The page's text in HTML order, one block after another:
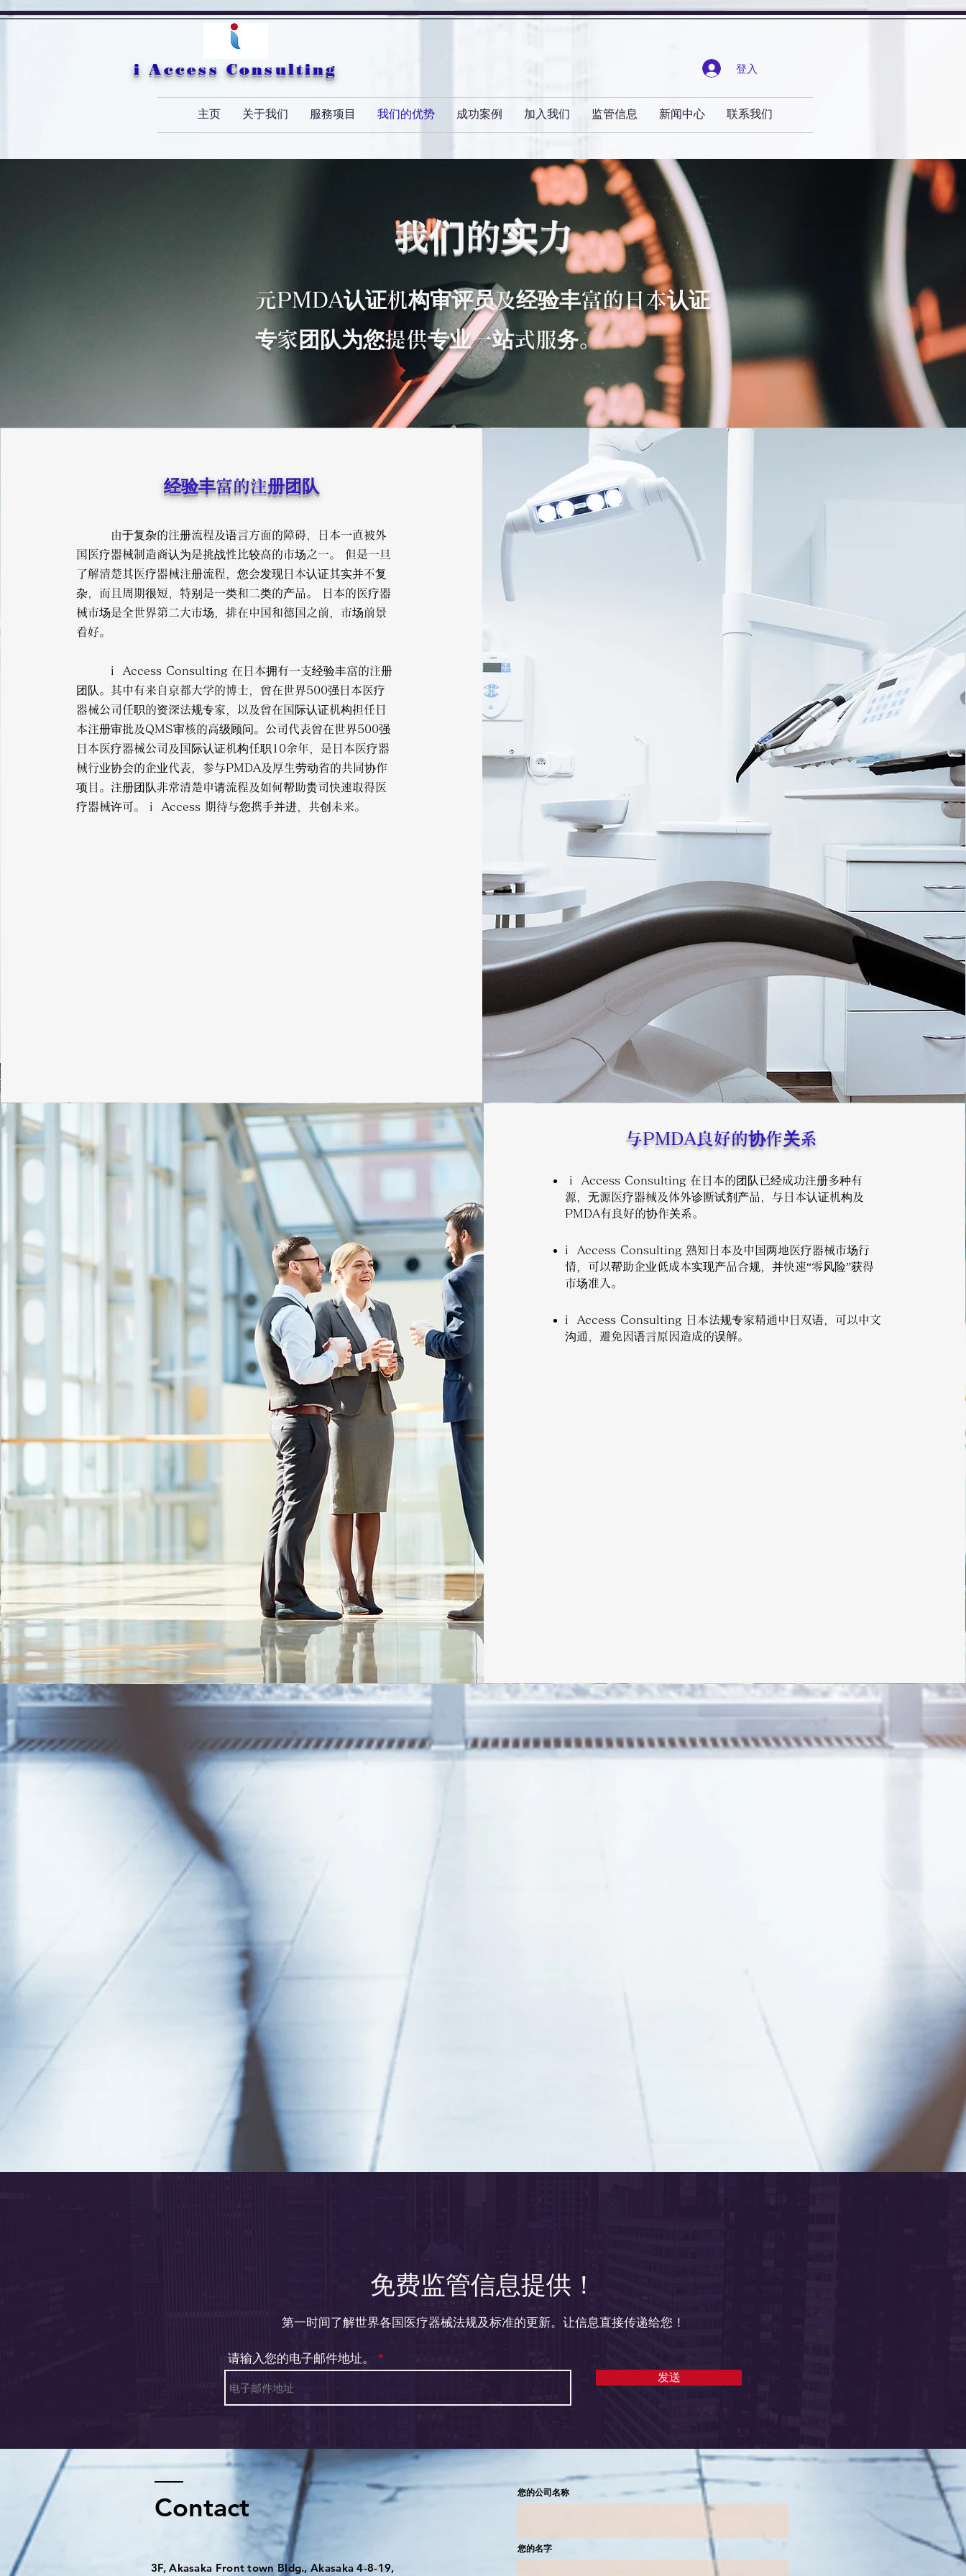
i Access Consulting 登入
主页 关于我们 服務项目 我们的优势 成功案例 加入我们 监管信息 新闻中心 联系我们
我们的实力
元PMDA认证机构审评员及经验丰富的日本认证
专家团队为您提供专业一站式服务。
​经验丰富的注册团队
由于复杂的注册流程及语言方面的障碍，日本一直被外
国医疗器械制造商认为是挑战性比较高的市场之一。 但是一旦
了解清楚其医疗器械注册流程，您会发现日本认证其实并不复
杂，而且周期很短，特别是一类和二类的产品。 日本的医疗器
械市场是全世界第二大市场，排在中国和德国之前，市场前景
看好。
i Access Consulting 在日本拥有一支经验丰富的注册
团队。其中有来自京都大学的博士，曾在世界500强日本医疗
器械公司任职的资深法规专家，以及曾在国际认证机构担任日
本注册审批及QMS审核的高级顾问。公司代表曾在世界500强
日本医疗器械公司及国际认证机构任职10余年，是日本医疗器
械行业协会的企业代表，参与PMDA及厚生劳动省的共同协作
项目。注册团队非常清楚申请流程及如何帮助贵司快速取得医
疗器械许可。 i Access 期待与您携手并进，共创未来。
与PMDA良好的协作关系
i Access Consulting 在日本的团队已经成功注册多种有
源，无源医疗器械及体外诊断试剂产品，与日本认证机构及
PMDA有良好的协作关系。
i Access Consulting 熟知日本及中国两地医疗器械市场行
情，可以帮助企业低成本实现产品合规，并快速“零风险”获得
市场准入。
i Access Consulting ​日本法规专家精通中日双语，可以中文
沟通，避免因语言原因造成的误解。
免费监管信息提供！
第一时间了解世界各国医疗器械法规及标准的更新。让信息直接传递给您！
请输入您的电子邮件地址。
发送
Contact
3F, Akasaka Front town Bldg., Akasaka 4-8-19,
您的公司名称
您的名字